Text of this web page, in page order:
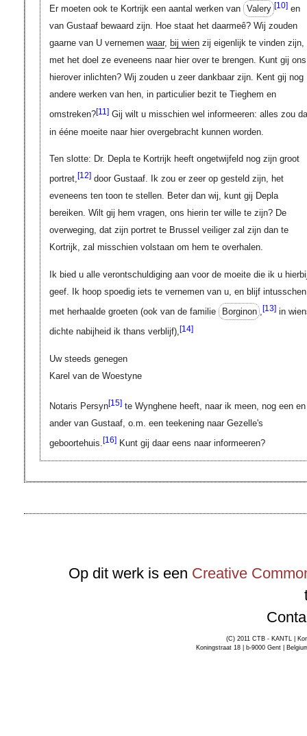
Er moeten ook te Kortrijk een aantal werken van Valery [10] en
van Gustaaf bewaard zijn. Hoe staat het daarmeê? Wij zouden
gaarne van U vernemen waar, bij wienzij eigenlijk te vinden zijn,
met het doel ze eveneens naar hier over te brengen. Kunt gij ons
hierover inlichten? Wij zouden u zeer dankbaar zijn. Kent gij nog
andere werken van hen, in particulier bezit te Tieghem en
omstreken?[11]Gij wilt u misschien wel informeeren: alles zou
in ééne moeite naar hier overgebracht kunnen worden.
Ten slotte: Dr. Depla te Kortrijk heeft ongetwijfeld nog zijn groot
portret,[12]door Gustaaf. Ik zou er zeer op gesteld zijn, het
eveneens ten toon te stellen. Beter dan wij, kunt gij Depla
bereiken. Wilt gij hem vragen, ons hierin ter wille te zijn? De
overweging, dat zijn portret te Brussel veiliger zal zijn dan te
Kortrijk, zal misschien volstaan om hem te overhalen.
Ik bied u alle verontschuldiging aan voor de moeite die ik u
geef. Ik hoop spoedig iets te vernemen van u, en blijf
met herhaalde groeten (ook van de familie
Borginon ,[13] in
dichte nabijheid ik thans verblijf),[14]
Uw steeds genegen
Karel van de Woestyne
Notaris Persyn[15]te Wynghene heeft, naar ik meen, nog een en
ander van Gustaaf, o.m. een teekening naar Gezelle's
geboortehuis.[16]Kunt gij daar eens naar informeeren?
Op dit werk is een Creative
(C) 2011 CTB - KANTL |
Koningstraat 18 | b-9000 Gent |